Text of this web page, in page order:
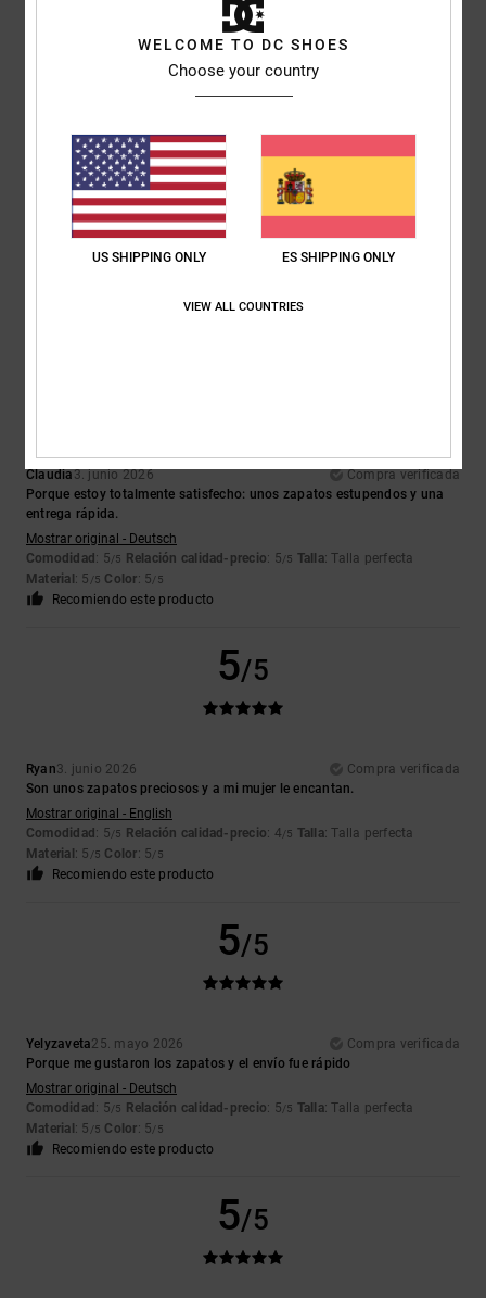
Relación calidad-precio
Recomiendo este producto
16. junio 2026
Compra verificada
Mostrar original - English
Claudia 3. junio 2026
Compra verificada
Porque estoy totalmente satisfecho: unos zapatos estupendos y una
entrega rápida.
Mostrar original - Deutsch
Comodidad : 5/5 Relación calidad-precio: 5/5 Talla: Talla perfecta
Material : 5 /5 Color: 5/5
Recomiendo este producto
5/5
Ryan3. junio 2026
Compra verificada
Son unos zapatos preciosos y a mi mujer le encantan.
Mostrar original - English
Comodidad : 5/5 Relación calidad-precio: 4/5 Talla: Talla perfecta
Material : 5 /5 Color: 5/5
Recomiendo este producto
5/5
Yelyzaveta25. mayo 2026
Compra verificada
Porque me gustaron los zapatos y el envío fue rápido
Mostrar original - Deutsch
Comodidad : 5/5 Relación calidad-precio: 5/5 Talla: Talla perfecta
Material : 5 /5 Color: 5/5
Recomiendo este producto
5/5
WELCOME TO DC SHOES
Choose your country
US SHIPPING ONLY ES SHIPPING ONLY
VIEW ALL COUNTRIES